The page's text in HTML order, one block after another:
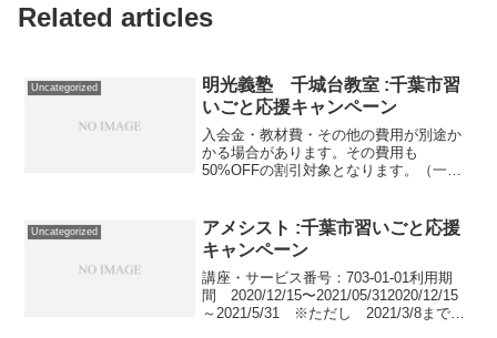
Related articles
Uncategorized
明光義塾 千城台教室 :千葉市習
いごと応援キャンペーン
入会金・教材費・その他の費用が別途か
かる場合があります。その費用も
50%OFFの割引対象となります。（一部
04-01事業者提供価格59,400円▶29,700円
利用...
Uncategorized
アメシスト :千葉市習いごと応援
キャンペーン
講座・サービス番号：703-01-01利用期
間 2020/12/15〜2021/05/312020/12/15
～2021/5/31 ※ただし 2021/3/8までに